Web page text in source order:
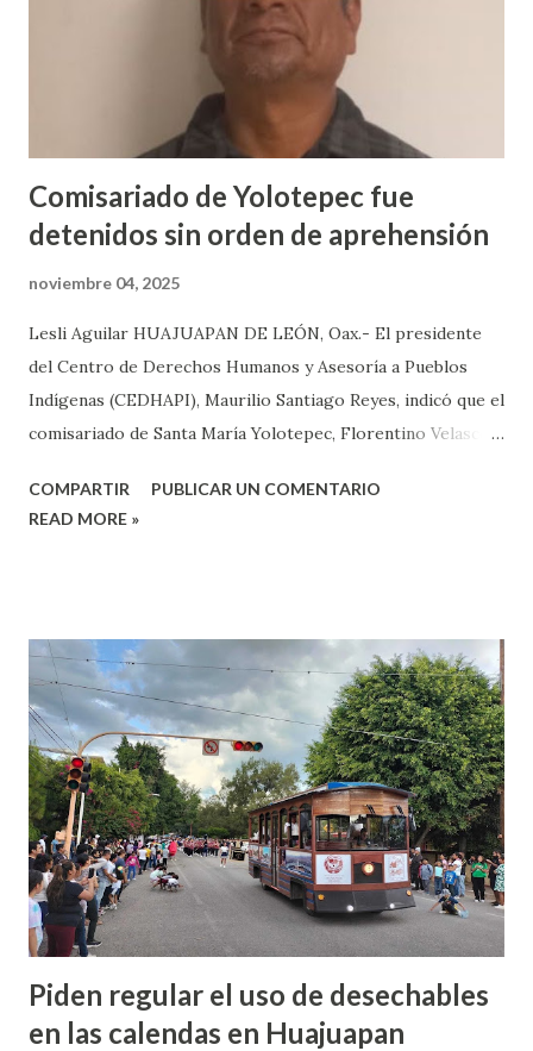
logramos comprobar una agravante estamos hablando de
una mayor pena, que sería hasta de 80 años”. ...
Comisariado de Yolotepec fue
detenidos sin orden de aprehensión
noviembre 04, 2025
Lesli Aguilar HUAJUAPAN DE LEÓN, Oax.- El presidente
del Centro de Derechos Humanos y Asesoría a Pueblos
Indígenas (CEDHAPI), Maurilio Santiago Reyes, indicó que el
comisariado de Santa María Yolotepec, Florentino Velasco,
López García, fueron detenidos por la Fiscalía de Oaxaca
cuando llevo a una persona a recibir atención médica
derivado del enfrentamiento que hubo entre pobladores de
Yolotepec y Yosondúa por un conflicto agrario, y en
primera instancia fue detenido por elementos de la Policía
Municipal de Chalcatongo, sin embargo, más tarde fue
llevado a la comunidad de San Agustín Tlacotepec y ahí fue
entregado a elementos de la Policía Municipal, no obstante,
fue llevado a la Fiscalía de Tlaxiaco y lueg...
COMPARTIR
PUBLICAR UN COMENTARIO
READ MORE »
Piden regular el uso de desechables
en las calendas en Huajuapan